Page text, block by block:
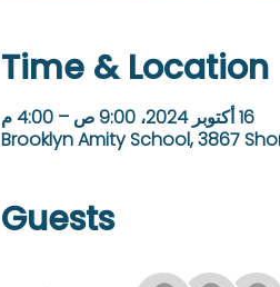
Time & Location
16 أكتوبر 2024، 9:00 ص – 4:00 م
Brooklyn Amity School, 3867
Guests